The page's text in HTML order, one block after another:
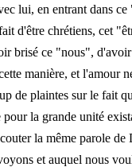
lui, en entrant dans
d'être chrétiens, cet
brisé ce "nous",
manière, et l'amour
de plaintes sur le fait
la grande unité
la même parole de
et auquel nous